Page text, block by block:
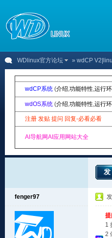
WDlinux官方论坛 » wdCP
wdCP系统 (介绍,功能特性,运行
wdOS系统 (介绍,功能特性,运行
注册 发贴 提问 回复-必看必看
AI导航网AI应用网站大全
fenger97
1
2